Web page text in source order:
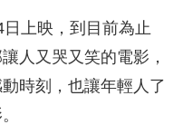
日上映，到目前為止
人又哭又笑的電影，
時刻，也讓年輕人了